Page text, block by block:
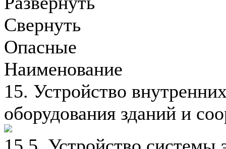
Свернуть
Опасные
Наименование
15. Устройство
оборудования зданий и